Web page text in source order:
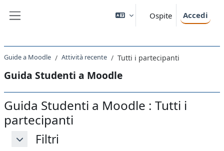
Ospite Accedi
Guide a Moodle Attività recente Tutti i partecipanti
Guida Studenti a Moodle
Guida Studenti a Moodle : Tutti i
partecipanti
Filtri
Filtri Filtri